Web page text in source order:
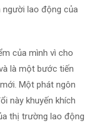
người lao động của
của mình vì cho
là một bước tiến
Một phát ngôn
này khuyến khích
thị trường lao động